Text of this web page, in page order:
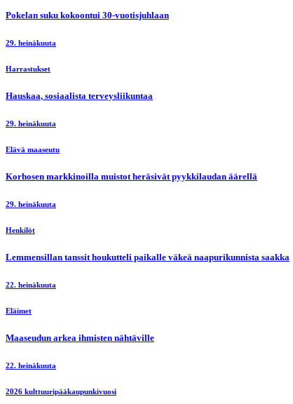
Pokelan suku kokoontui 30-vuotisjuhlaan
29. heinäkuuta
Harrastukset
Hauskaa, sosiaalista terveysliikuntaa
29. heinäkuuta
Elävä maaseutu
Korhosen markkinoilla muistot heräsivät pyykkilaudan äärellä
29. heinäkuuta
Henkilöt
Lemmensillan tanssit houkutteli paikalle väkeä naapurikunnista saakka
22. heinäkuuta
Eläimet
Maaseudun arkea ihmisten nähtäville
22. heinäkuuta
2026 kulttuuripääkaupunkivuosi